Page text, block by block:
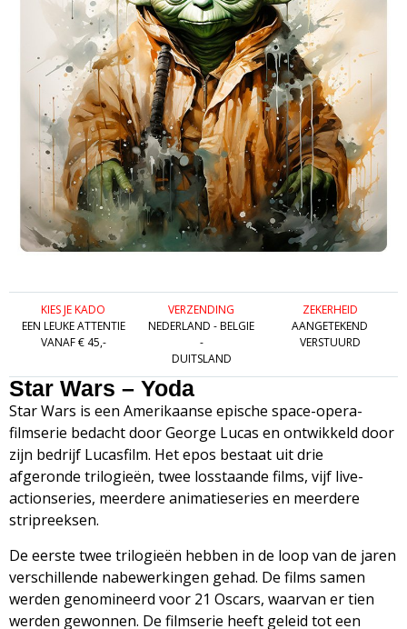
KIES JE KADO
EEN LEUKE ATTENTIE
VANAF € 45,-
VERZENDING
NEDERLAND - BELGIE
-
DUITSLAND
ZEKERHEID
AANGETEKEND
VERSTUURD
Star Wars – Yoda
Star Wars is een Amerikaanse epische space-opera-
filmserie bedacht door George Lucas en ontwikkeld door
zijn bedrijf Lucasfilm. Het epos bestaat uit drie
afgeronde trilogieën, twee losstaande films, vijf live-
actionseries, meerdere animatieseries en meerdere
stripreeksen.
De eerste twee trilogieën hebben in de loop van de jaren
verschillende nabewerkingen gehad. De films samen
werden genomineerd voor 21 Oscars, waarvan er tien
werden gewonnen. De filmserie heeft geleid tot een